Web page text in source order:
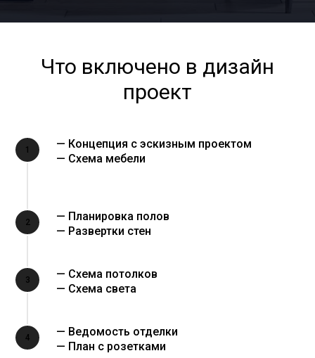
Что включено в дизайн
проект
1
— Концепция с эскизным проектом
— Схема мебели
2
— Планировка полов
— Развертки стен
3
— Схема потолков
— Схема света
4
— Ведомость отделки
— План с розетками